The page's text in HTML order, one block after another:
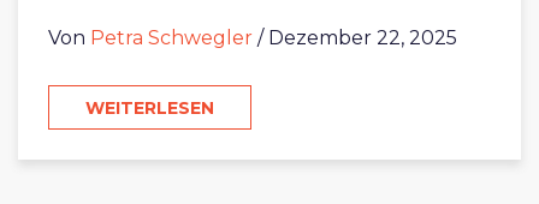
Von Petra Schwegler / Dezember 22, 2025
WEITERLESEN